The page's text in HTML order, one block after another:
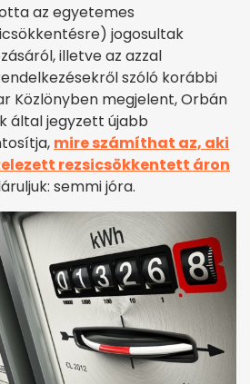
az egyetemes
jogosultak
illetve az azzal
szóló korábbi
Közlönyben megjelent, Orbán
által jegyzett újabb
mire számíthat az, aki
rezsicsökkentett áron
semmi jóra.